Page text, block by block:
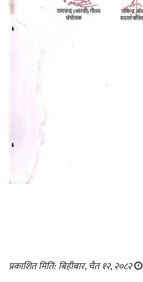
प्रकाशित मिति: बिहीबार, चैत १२, २०८२